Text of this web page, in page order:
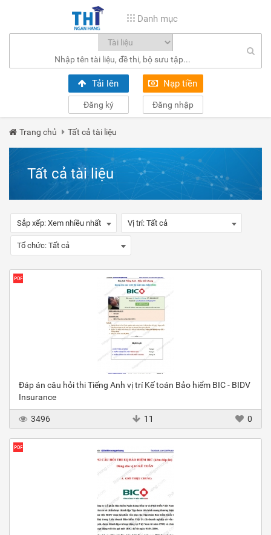
Danh mục
Tải lên Nạp tiền
Đăng ký Đăng nhập
Trang chủ Tất cả tài liệu
Tất cả tài liệu
Sắp xếp: Xem nhiều nhất Vị trí: Tất cả
Tổ chức: Tất cả
Đáp án câu hỏi thi Tiếng Anh vị trí Kế toán Bảo hiểm BIC - BIDV
Insurance
3496 11 0